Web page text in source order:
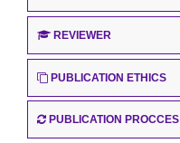
REVIEWER
PUBLICATION ETHICS
PUBLICATION PROCCES